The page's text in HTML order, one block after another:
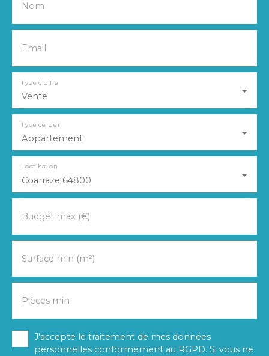
Nom
Email
Vente
Type d'offre
Appartement
Type de bien
Coarraze 64800
Localisation
Budget max (€)
Surface min (m²)
Pièces min
J'accepte le traitement de mes données
personnelles conformément au RGPD. Si vous ne